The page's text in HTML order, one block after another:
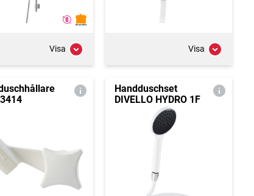
Visa Visa
Handduschset
DIVELLO HYDRO 1F